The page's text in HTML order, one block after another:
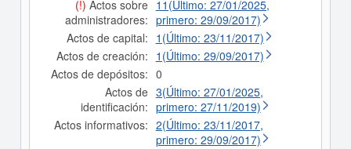
(!) Actos sobre
administradores:
11(Último: 27/01/2025,
primero: 29/09/2017)
Actos de capital: 1(Último: 23/11/2017)
Actos de creación: 1(Último: 29/09/2017)
Actos de depósitos: 0
Actos de
identificación:
3(Último: 27/01/2025,
primero: 27/11/2019)
Actos informativos: 2(Último: 23/11/2017,
primero: 29/09/2017)